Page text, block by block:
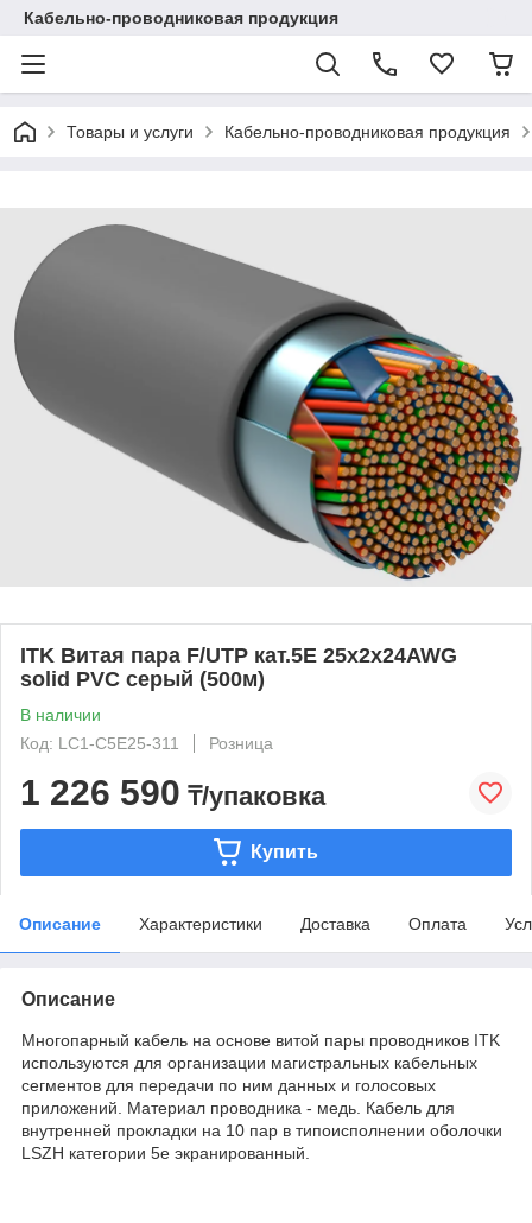
Кабельно-проводниковая продукция
Товары и услуги Кабельно-проводниковая продукция
ITK Витая пара F/UTP кат.5E 25х2х24AWG
solid PVC серый (500м)
В наличии
Код: LC1-C5E25-311
Розница
1 226 590 ₸/упаковка
Купить
Описание Характеристики Доставка Оплата
Описание
Многопарный кабель на основе витой пары проводников ITK
используются для организации магистральных кабельных
сегментов для передачи по ним данных и голосовых
приложений. Материал проводника - медь. Кабель для
внутренней прокладки на 10 пар в типоисполнении оболочки
LSZH категории 5е экранированный.